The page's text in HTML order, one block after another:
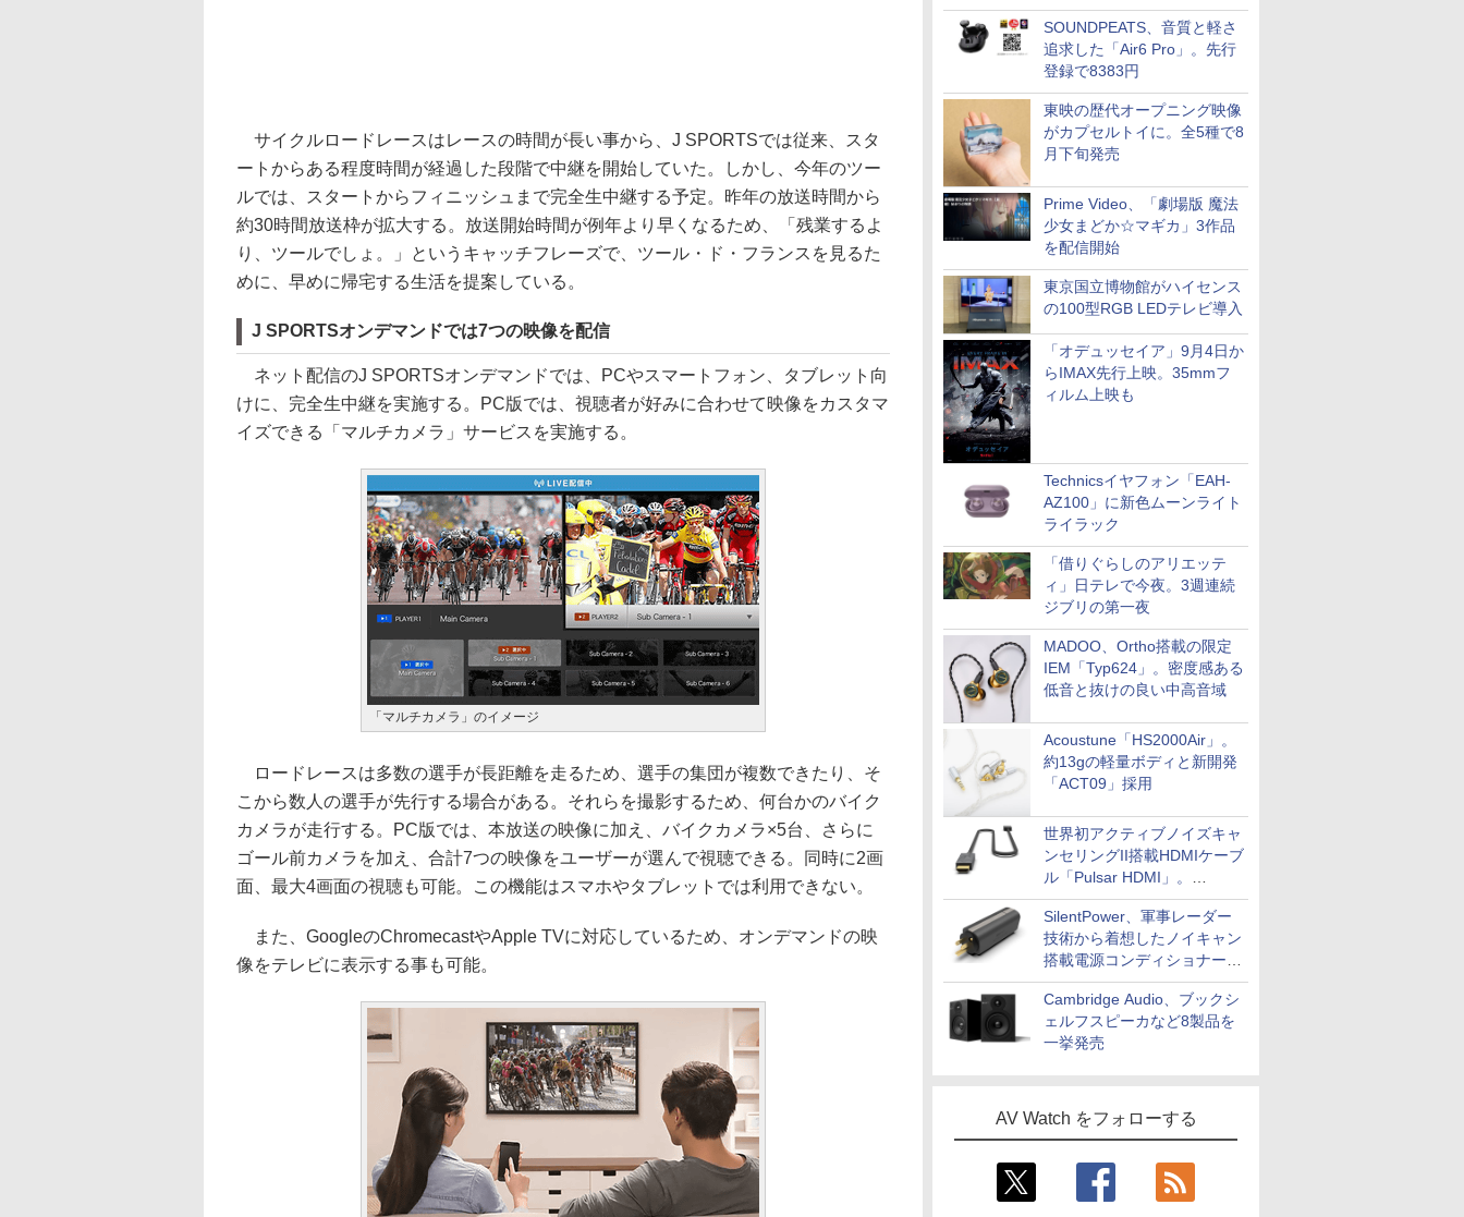
配信など。夏の特番・配信情
報
SOUNDPEATS、音質と軽さ
追求した「Air6 Pro」。先行
登録で8383円
東映の歴代オープニング映像
がカプセルトイに。全5種で8
月下旬発売
Prime Video、「劇場版 魔法
少女まどか☆マギカ」3作品
を配信開始
東京国立博物館がハイセンス
の100型RGB LEDテレビ導入
「オデュッセイア」9月4日か
らIMAX先行上映。35mmフ
ィルム上映も
Technicsイヤフォン「EAH-
AZ100」に新色ムーンライト
ライラック
「借りぐらしのアリエッテ
ィ」日テレで今夜。3週連続
ジブリの第一夜
MADOO、Ortho搭載の限定
IEM「Typ624」。密度感ある
低音と抜けの良い中高音域
Acoustune「HS2000Air」。
約13gの軽量ボディと新開発
「ACT09」採用
世界初アクティブノイズキャ
ンセリングII搭載HDMIケーブ
ル「Pulsar HDMI」。
SilentPowerから
SilentPower、軍事レーダー
技術から着想したノイキャン
搭載電源コンディショナー
「AC iPurifier2」
Cambridge Audio、ブックシ
ェルフスピーカなど8製品を
一挙発売
AV Watch をフォローする
サイクルロードレースはレースの時間が長い事から、J SPORTSでは従来、スタ
ートからある程度時間が経過した段階で中継を開始していた。しかし、今年のツー
ルでは、スタートからフィニッシュまで完全生中継する予定。昨年の放送時間から
約30時間放送枠が拡大する。放送開始時間が例年より早くなるため、「残業するよ
り、ツールでしょ。」というキャッチフレーズで、ツール・ド・フランスを見るた
めに、早めに帰宅する生活を提案している。
J SPORTSオンデマンドでは7つの映像を配信
ネット配信のJ SPORTSオンデマンドでは、PCやスマートフォン、タブレット向
けに、完全生中継を実施する。PC版では、視聴者が好みに合わせて映像をカスタマ
イズできる「マルチカメラ」サービスを実施する。
「マルチカメラ」のイメージ
ロードレースは多数の選手が長距離を走るため、選手の集団が複数できたり、そ
こから数人の選手が先行する場合がある。それらを撮影するため、何台かのバイク
カメラが走行する。PC版では、本放送の映像に加え、バイクカメラ×5台、さらに
ゴール前カメラを加え、合計7つの映像をユーザーが選んで視聴できる。同時に2画
面、最大4画面の視聴も可能。この機能はスマホやタブレットでは利用できない。
また、GoogleのChromecastやApple TVに対応しているため、オンデマンドの映
像をテレビに表示する事も可能。